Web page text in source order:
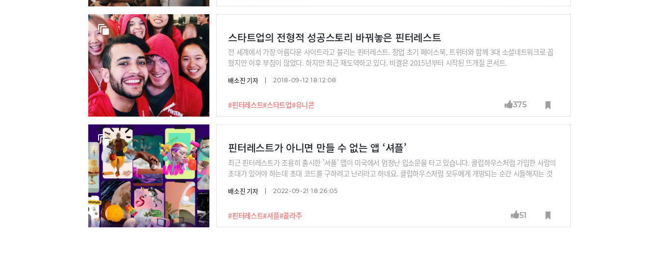
스타트업의 전형적 성공스토리 바꿔놓은 핀터레스트
#핀터레스트#스타트업#유니콘
전 세계에서 가장 아름다운 사이트라고 불리는 핀터레스트. 창업 초기 페이스북, 트위터와 함께 3대 소셜네트워크로 꼽
혔지만 이후 부침이 많았다. 하지만 최근 재도약하고 있다. 비결은 2015년부터 시작된 뜨개질 콘서트.
배소진 기자 2018-09-12 18:12:08
375
핀터레스트가 아니면 만들 수 없는 앱 ‘셔플’
#핀터레스트#셔플#콜라주
최근 핀터레스트가 조용히 출시한 '셔플' 앱이 미국에서 엄청난 입소문을 타고 있습니다. 클럽하우스처럼 가입한 사람의
초대가 있어야 하는데 초대 코드를 구하려고 난리라고 하네요. 클럽하우스처럼 모두에게 개방되는 순간 시들해지는 것
대체 어떤 앱일까요?
배소진 기자 2022-09-21 18:26:05
51